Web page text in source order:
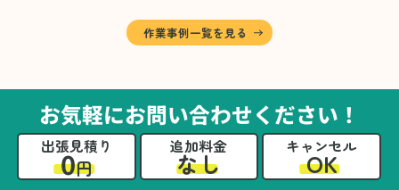
に仕分けしました。
A様から「手際よく進めてくれて助かりまし
るのは難しかったと思います」との温かいお言
葉をいただきました。遺品整理という心の負担
が大きい作業において、少しでもA様の力にな
れたことをスタッフ一同嬉しく思います。
作業事例一覧を見る
お気軽にお問い合わせください！
出張見積り
0円
追加料金
なし
キャンセル
OK